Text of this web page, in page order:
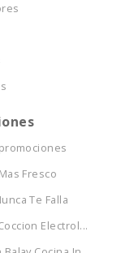
Fresco
Te Falla
Electrol...